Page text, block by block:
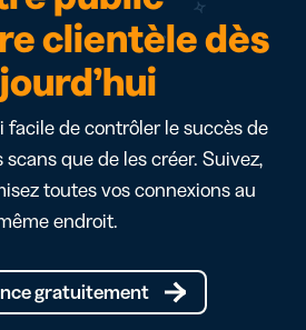
clientèle dès
facile de contrôler le succès de
que de les créer. Suivez,
toutes vos connexions au
endroit.
gratuitement